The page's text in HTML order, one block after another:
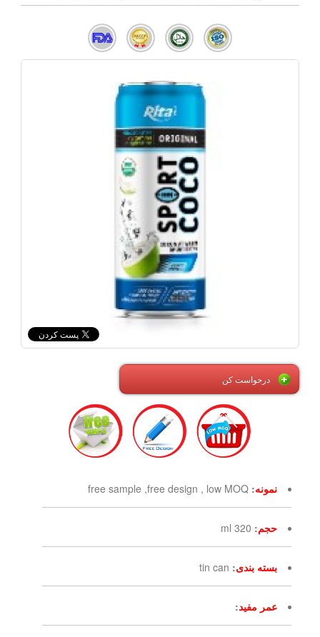
درخواست کن
نمونه:
free sample ,free design , low MOQ
حجم:
320 ml
بسته بندی:
tin can
عمر مفید: